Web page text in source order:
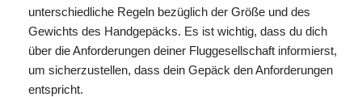
unterschiedliche Regeln bezüglich der Größe und des
Gewichts des Handgepäcks. Es ist wichtig, dass du dich
über die Anforderungen deiner Fluggesellschaft informierst,
um sicherzustellen, dass dein Gepäck den Anforderungen
entspricht.